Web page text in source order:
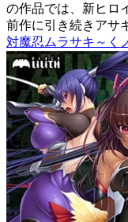
の作品では、新ヒロ
前作に引き続きアサ
対魔忍ムラサキ～く